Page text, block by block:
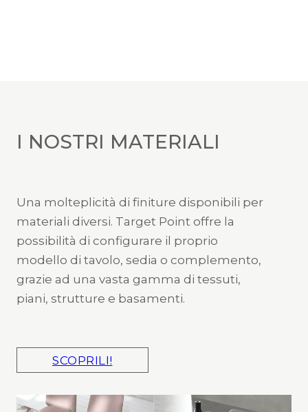
I NOSTRI MATERIALI
Una molteplicità di finiture disponibili per
materiali diversi. Target Point offre la
possibilità di configurare il proprio
modello di tavolo, sedia o complemento,
grazie ad una vasta gamma di tessuti,
piani, strutture e basamenti.
SCOPRILI!